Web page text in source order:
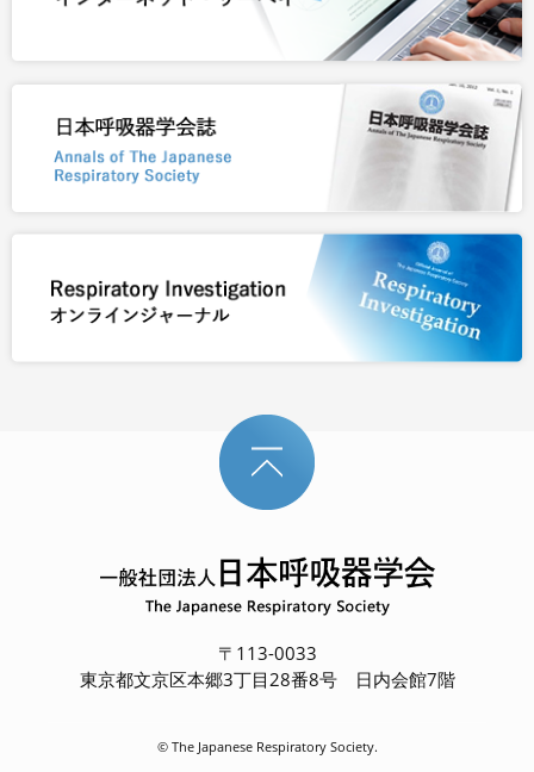
〒113-0033
東京都文京区本郷3丁目28番8号 日内会館7階
© The Japanese Respiratory Society.